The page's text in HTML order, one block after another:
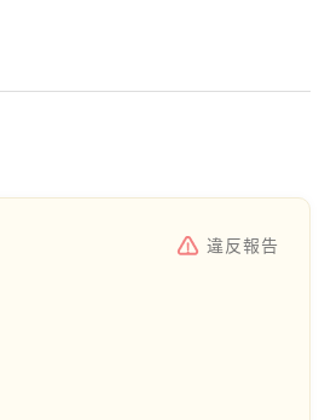
違反報告